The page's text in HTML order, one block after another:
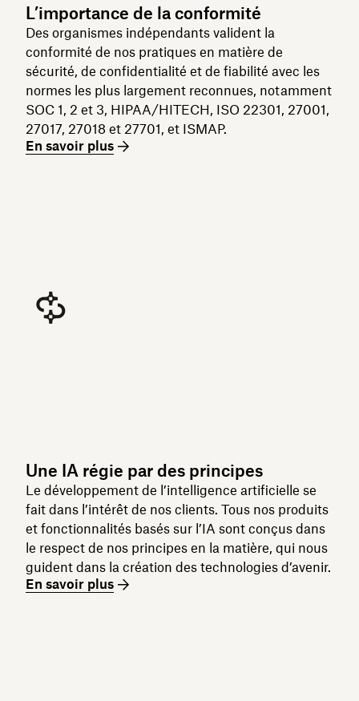
L’importance de la conformité
Des organismes indépendants valident la
conformité de nos pratiques en matière de
sécurité, de confidentialité et de fiabilité avec les
normes les plus largement reconnues, notamment
SOC 1, 2 et 3, HIPAA/HITECH, ISO 22301, 27001,
27017, 27018 et 27701, et ISMAP.
En savoir plus
Une IA régie par des principes
Le développement de l’intelligence artificielle se
fait dans l’intérêt de nos clients. Tous nos produits
et fonctionnalités basés sur l’IA sont conçus dans
le respect de nos principes en la matière, qui nous
guident dans la création des technologies d’avenir.
En savoir plus